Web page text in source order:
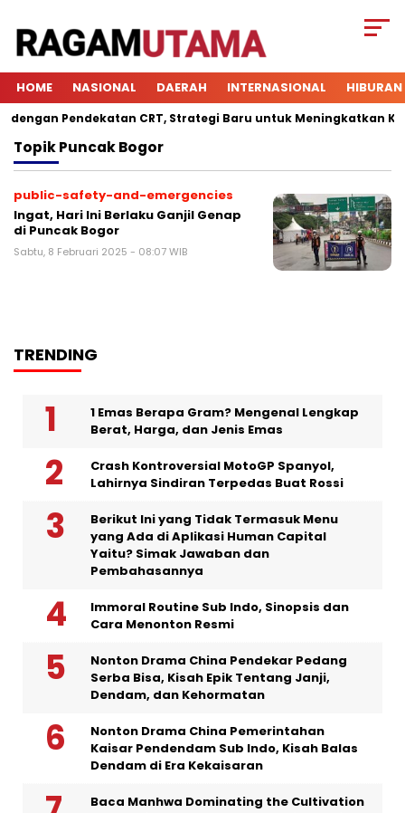
HOME NASIONAL DAERAH INTERNASIONAL HIBURAN
Pendekatan CRT, Strategi Baru untuk Meningkatkan
TopikPuncak Bogor
public-safety-and-emergencies
Ingat, Hari Ini Berlaku Ganjil Genap
di Puncak Bogor
Sabtu, 8 Februari 2025 - 08:07 WIB
TRENDING
1 Emas Berapa Gram? Mengenal Lengkap
Berat, Harga, dan Jenis Emas
Crash Kontroversial MotoGP Spanyol,
Lahirnya Sindiran Terpedas Buat Rossi
Berikut Ini yang Tidak Termasuk Menu
yang Ada di Aplikasi Human Capital
Yaitu? Simak Jawaban dan
Pembahasannya
Immoral Routine Sub Indo, Sinopsis dan
Cara Menonton Resmi
Nonton Drama China Pendekar Pedang
Serba Bisa, Kisah Epik Tentang Janji,
Dendam, dan Kehormatan
Nonton Drama China Pemerintahan
Kaisar Pendendam Sub Indo, Kisah Balas
Dendam di Era Kekaisaran
Baca Manhwa Dominating the Cultivation